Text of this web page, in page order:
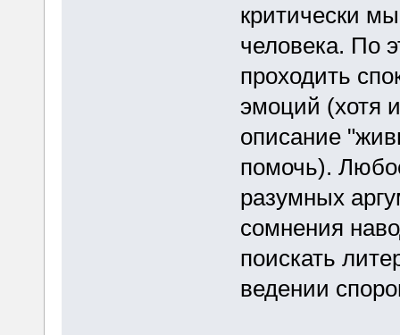
критически
человека. По
проходить
эмоций (хотя
описание
помочь).
разумных
сомнения
поискать
ведении